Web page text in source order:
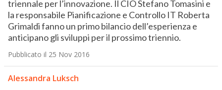
triennale per l’innovazione. Il CIO Stefano Tomasini e
la responsabile Pianificazione e Controllo IT Roberta
Grimaldi fanno un primo bilancio dell’esperienza e
anticipano gli sviluppi per il prossimo triennio.
Pubblicato il 25 Nov 2016
Alessandra Luksch